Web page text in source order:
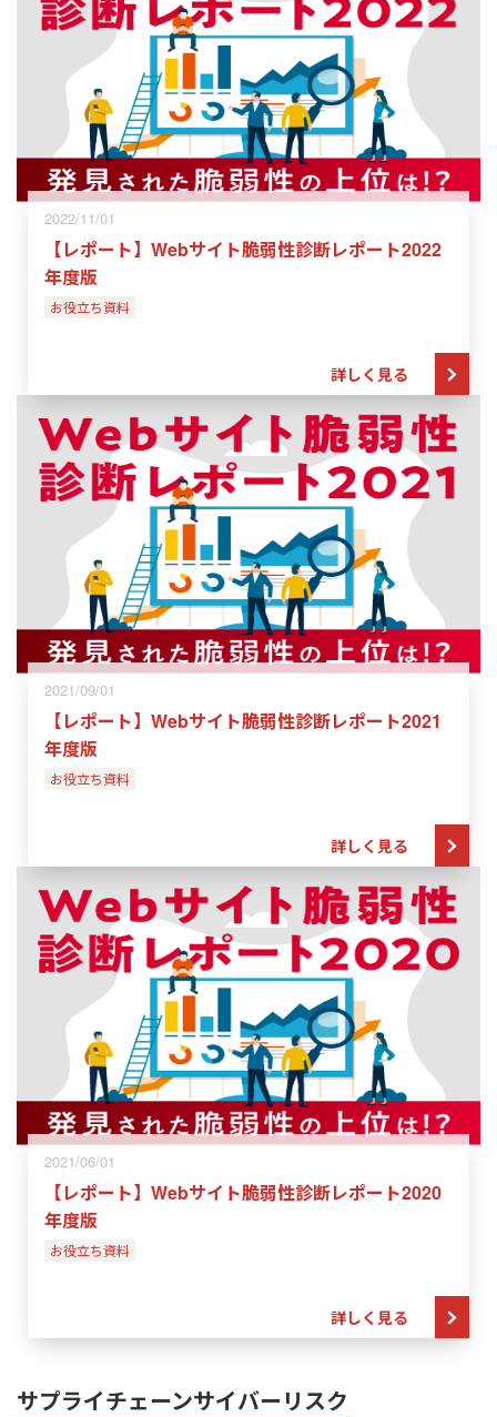
2022/11/01
【レポート】Webサイト脆弱性診断レポート2022
年度版
お役立ち資料
詳しく見る
2021/09/01
【レポート】Webサイト脆弱性診断レポート2021
年度版
お役立ち資料
詳しく見る
2021/06/01
【レポート】Webサイト脆弱性診断レポート2020
年度版
お役立ち資料
詳しく見る
サプライチェーンサイバーリスク